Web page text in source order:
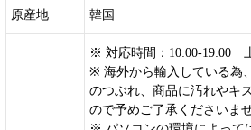
原産地 韓国
※ 対応時間：10:00-19:00
※ 海外から輸入している為
のつぶれ、商品に汚れやキ
ので予めご了承くださいませ